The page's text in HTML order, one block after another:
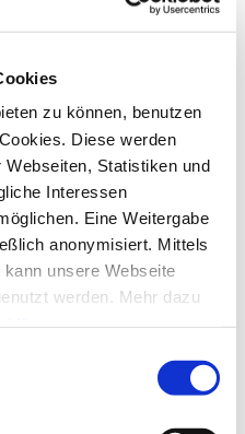
zu können, benutzen
Diese werden
Statistiken und
Interessen
Eine Weitergabe
anonymisiert. Mittels
unsere Webseite
werden. Mehr dazu
.